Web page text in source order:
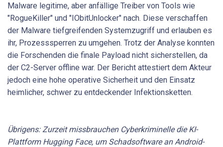
Malware legitime, aber anfällige Treiber von Tools wie
"RogueKiller" und "IObitUnlocker" nach. Diese verschaffen
der Malware tiefgreifenden Systemzugriff und erlauben es
ihr, Prozesssperren zu umgehen. Trotz der Analyse konnten
die Forschenden die finale Payload nicht sicherstellen, da
der C2-Server offline war. Der Bericht attestiert dem Akteur
jedoch eine hohe operative Sicherheit und den Einsatz
heimlicher, schwer zu entdeckender Infektionsketten.
Übrigens: Zurzeit missbrauchen Cyberkriminelle die KI-
Plattform Hugging Face, um Schadsoftware an Android-